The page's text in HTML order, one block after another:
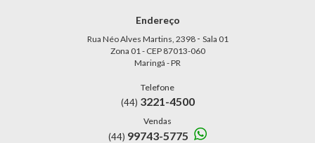
Endereço
Rua Néo Alves Martins, 2398 - Sala 01
Zona 01 - CEP 87013-060
Maringá - PR
Telefone
(44) 3221-4500
Vendas
(44) 99743-5775